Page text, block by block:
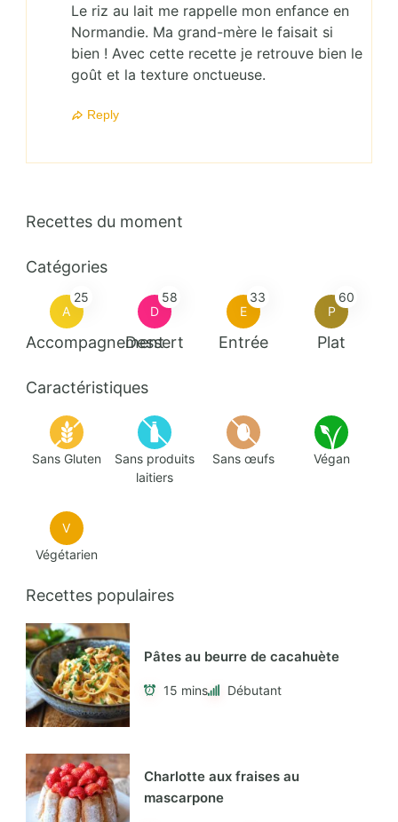
Le riz au lait me rappelle mon enfance en
Normandie. Ma grand-mère le faisait si
bien ! Avec cette recette je retrouve bien le
goût et la texture onctueuse.
Reply
Recettes du moment
Catégories
A
25
Accompagnement
D
58
Dessert
E
33
Entrée
P
60
Plat
Caractéristiques
Sans Gluten
Sans produits
laitiers
Sans œufs Végan
V
Végétarien
Recettes populaires
Pâtes au beurre de cacahuète
15 mins Débutant
Charlotte aux fraises au
mascarpone